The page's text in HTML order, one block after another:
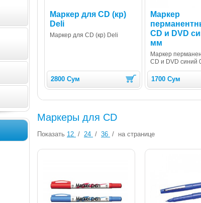
Маркер для CD (кр)
Deli
Маркер для CD (кр) Deli
2800 Сум
Маркер
CD и DVD
мм
Маркер
CD и DVD синий
1700 Сум
Маркеры для CD
Показать 12 / 24 / 36 / на странице